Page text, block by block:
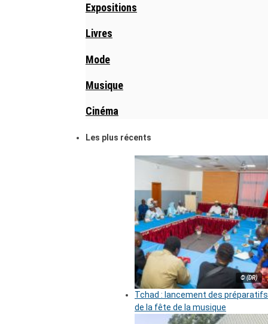
Expositions
Livres
Mode
Musique
Cinéma
Les plus récents
© (DR)
Tchad : lancement des préparatifs
de la fête de la musique